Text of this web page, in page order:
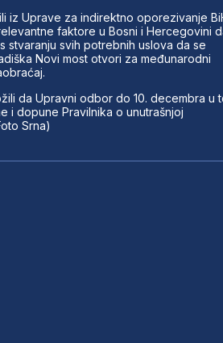
iz Uprave za indirektno oporezivanje
faktore u Bosni i Hercegovini
stvaranju svih potrebnih uslova da se
Novi most otvori za međunarodni
da Upravni odbor do 10. decembra u
i dopune Pravilnika o unutrašnjoj
Srna)